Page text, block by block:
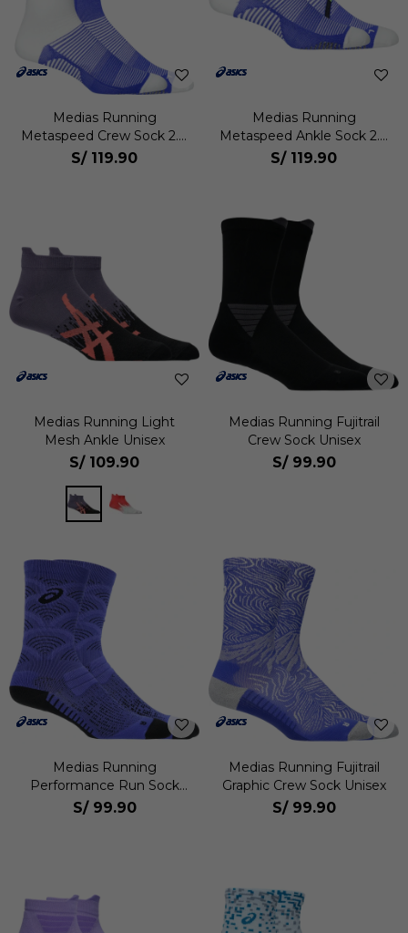
Medias Running
Metaspeed Crew Sock 2.0
Unisex
S/ 119.90
Medias Running
Metaspeed Ankle Sock 2.0
Unisex
S/ 119.90
Medias Running Light
Mesh Ankle Unisex
S/ 109.90
Medias Running Fujitrail
Crew Sock Unisex
S/ 99.90
Medias Running
Performance Run Sock
Crew Unisex
S/ 99.90
Medias Running Fujitrail
Graphic Crew Sock Unisex
S/ 99.90